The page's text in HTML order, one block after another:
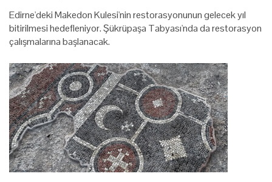
Edirne'deki Makedon Kulesi'nin restorasyonunun gelecek yıl
bitirilmesi hedefleniyor. Şükrüpaşa Tabyası'nda da restorasyon
çalışmalarına başlanacak.